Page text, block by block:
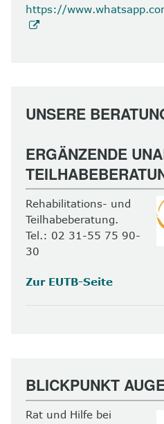
https://
UNSERE
ERGÄNZENDE
Rehabilitations- und
Teilhabeberatung.
Tel.: 02 31-55 75 90-
30
Zur EUTB-Seite
BLICKPUNKT
Rat und Hilfe bei